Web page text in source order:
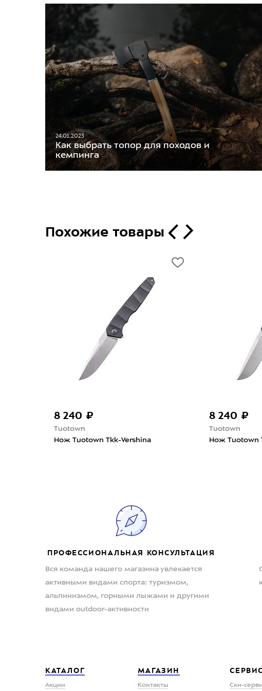
24.01.2023
Как выбрать топор для походов и
кемпинга
Похожие товары
8 240 ₽
Tuotown
Нож Tuotown Tkk-Vershina
8 240 ₽
Tuotown
Нож Tuotown
ПРОФЕССИОНАЛЬНАЯ КОНСУЛЬТАЦИЯ
Вся команда нашего магазина увлекается
активными видами спорта: туризмом,
альпинизмом, горными лыжами и другими
видами outdoor-активности
КАТАЛОГ
Акции
МАГАЗИН
Контакты
СЕРВИС
Ски-